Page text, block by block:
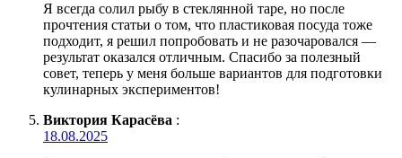
Я всегда солил рыбу в стеклянной таре, но после
прочтения статьи о том, что пластиковая посуда тоже
подходит, я решил попробовать и не разочаровался —
результат оказался отличным. Спасибо за полезный
совет, теперь у меня больше вариантов для подготовки
кулинарных экспериментов!
Виктория Карасёва :
18.08.2025